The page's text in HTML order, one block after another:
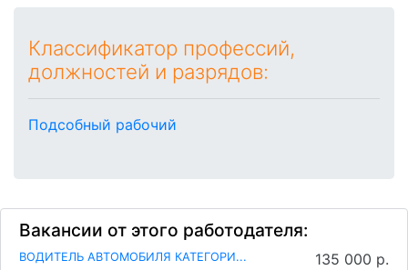
Классификатор профессий,
должностей и разрядов:
Подсобный рабочий
Вакансии от этого работодателя:
ВОДИТЕЛЬ АВТОМОБИЛЯ КАТЕГОРИ... 135 000 р.